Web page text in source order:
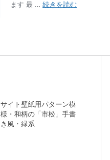
サイト壁紙用パターン模
様・和柄の「市松」手書
き風・緑系